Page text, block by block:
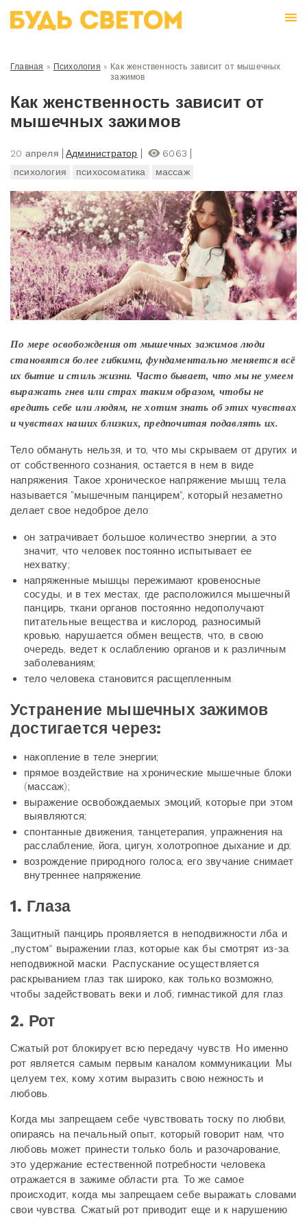
Главная » Психология » Как женственность зависит от мышечных
зажимов
Как женственность зависит от
мышечных зажимов
20 апреля Администратор
6063
психология
психосоматика массаж
По мере освобождения от мышечных зажимов люди
становятся более гибкими, фундаментально меняется всё
их бытие и стиль жизни. Часто бывает, что мы не умеем
выражать гнев или страх таким образом, чтобы не
вредить себе или людям, не хотим знать об этих чувствах
и чувствах наших близких, предпочитая подавлять их.
Тело обмануть нельзя, и то, что мы скрываем от других и
от собственного сознания, остается в нем в виде
напряжения. Такое хроническое напряжение мышц тела
называется "мышечным панцирем", который незаметно
делает свое недоброе дело:
он затрачивает большое количество энергии, а это
значит, что человек постоянно испытывает ее
нехватку;
напряженные мышцы пережимают кровеносные
сосуды, и в тех местах, где расположился мышечный
панцирь, ткани органов постоянно недополучают
питательные вещества и кислород, разносимый
кровью, нарушается обмен веществ, что, в свою
очередь, ведет к ослаблению органов и к различным
заболеваниям;
тело человека становится расщепленным.
Устранение мышечных зажимов
достигается через:
накопление в теле энергии;
прямое воздействие на хронические мышечные блоки
(массаж);
выражение освобождаемых эмоций, которые при этом
выявляются;
спонтанные движения, танцетерапия, упражнения на
расслабление, йога, цигун, холотропное дыхание и др;
возрождение природного голоса; его звучание снимает
внутреннее напряжение.
1. Глаза
Защитный панцирь проявляется в неподвижности лба и
„пустом“ выражении глаз, которые как бы смотрят из-за
неподвижной маски. Распускание осуществляется
раскрыванием глаз так широко, как только возможно,
чтобы задействовать веки и лоб; гимнастикой для глаз.
2. Рот
Сжатый рот блокирует всю передачу чувств. Но именно
рот является самым первым каналом коммуникации. Мы
целуем тех, кому хотим выразить свою нежность и
любовь.
Когда мы запрещаем себе чувствовать тоску по любви,
опираясь на печальный опыт, который говорит нам, что
любовь может принести только боль и разочарование,
это удержание естественной потребности человека
отражается в зажиме области рта. То же самое
происходит, когда мы запрещаем себе выражать словами
свои чувства. Сжатый рот приводит еще и к нарушению